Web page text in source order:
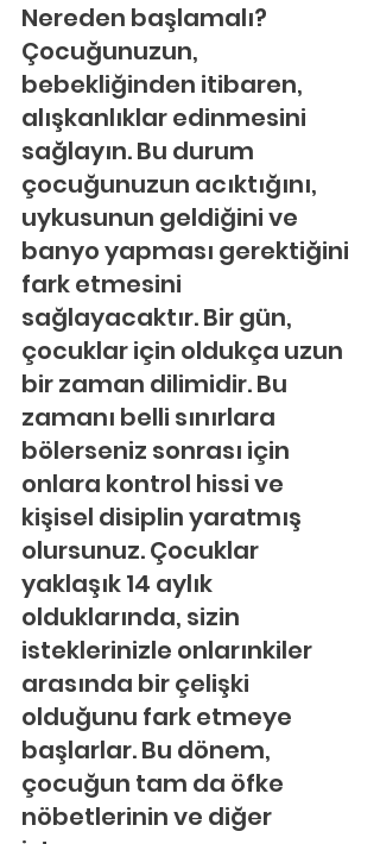
Nereden başlamalı?
Çocuğunuzun,
bebekliğinden itibaren,
alışkanlıklar edinmesini
sağlayın. Bu durum
çocuğunuzun acıktığını,
uykusunun geldiğini ve
banyo yapması gerektiğini
fark etmesini
sağlayacaktır. Bir gün,
çocuklar için oldukça uzun
bir zaman dilimidir. Bu
zamanı belli sınırlara
bölerseniz sonrası için
onlara kontrol hissi ve
kişisel disiplin yaratmış
olursunuz. Çocuklar
yaklaşık 14 aylık
olduklarında, sizin
isteklerinizle onlarınkiler
arasında bir çelişki
olduğunu fark etmeye
başlarlar. Bu dönem,
çocuğun tam da öfke
nöbetlerinin ve diğer